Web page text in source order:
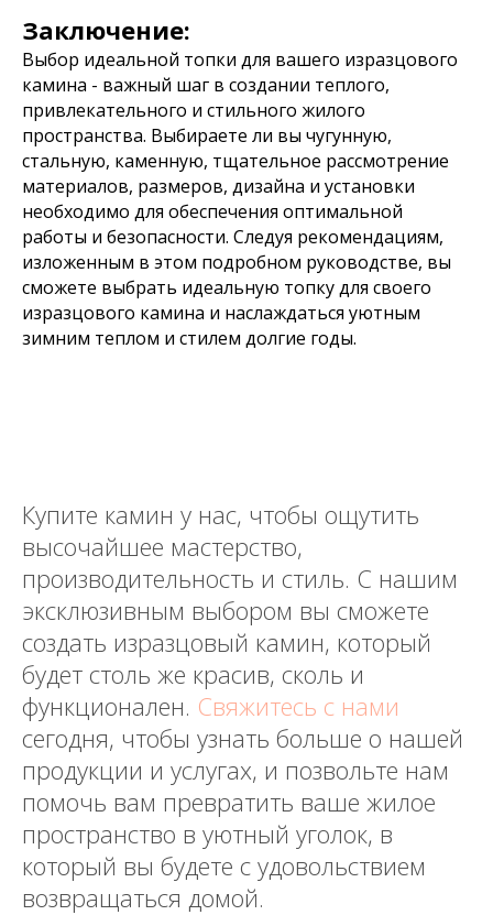
Заключение:
Выбор идеальной топки для вашего изразцового
камина - важный шаг в создании теплого,
привлекательного и стильного жилого
пространства. Выбираете ли вы чугунную,
стальную, каменную, тщательное рассмотрение
материалов, размеров, дизайна и установки
необходимо для обеспечения оптимальной
работы и безопасности. Следуя рекомендациям,
изложенным в этом подробном руководстве, вы
сможете выбрать идеальную топку для своего
изразцового камина и наслаждаться уютным
зимним теплом и стилем долгие годы.
Купите камин у нас, чтобы ощутить
высочайшее мастерство,
производительность и стиль. С нашим
эксклюзивным выбором вы сможете
создать изразцовый камин, который
будет столь же красив, сколь и
функционален. Свяжитесь с нами
сегодня, чтобы узнать больше о нашей
продукции и услугах, и позвольте нам
помочь вам превратить ваше жилое
пространство в уютный уголок, в
который вы будете с удовольствием
возвращаться домой.